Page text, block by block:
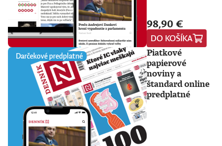
98,90 €
DO KOŠÍKA
Darčekové predplatné
Piatkové
papierové
noviny a
štandard online
predplatné